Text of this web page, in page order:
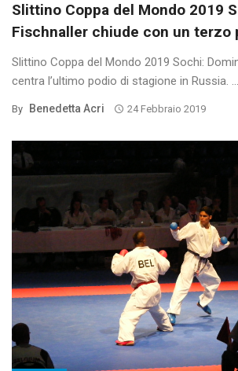
Slittino Coppa del Mondo 2019
Fischnaller chiude con un terzo
Slittino Coppa del Mondo 2019 Sochi:
centra l’ultimo podio di stagione in Russia. ...
By Benedetta Acri 24 Febbraio 2019